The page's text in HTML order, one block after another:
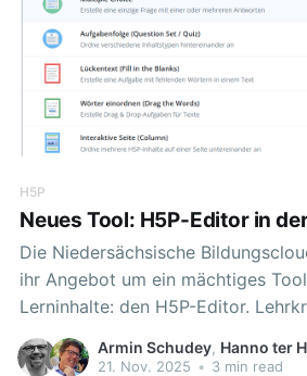
H5P
Neues Tool: H5P-Editor in
Die Niedersächsische
ihr Angebot um ein mächtiges
Lerninhalte: den H5P-Editor.
sofort direkt in einem Raum
Lernmaterialien erstellen oder
Armin Schudey, Hanno ter
21. Nov. 2025 • 3 min read